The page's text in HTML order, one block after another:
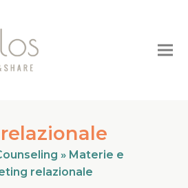
» Materie e
relazionale